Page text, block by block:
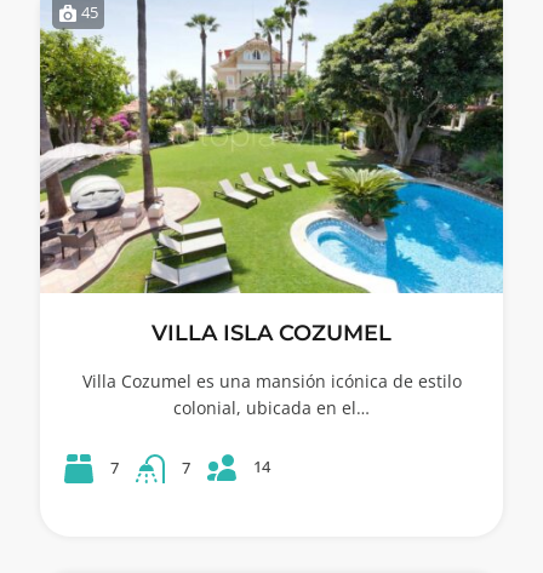
45
VILLA ISLA COZUMEL
Villa Cozumel es una mansión icónica de estilo
colonial, ubicada en el…
7 7 14